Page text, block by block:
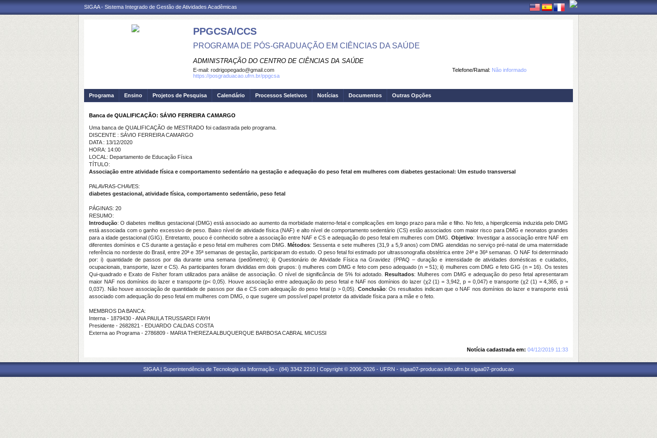
SIGAA - Sistema Integrado de Gestão de Atividades Acadêmicas
PPGCSA/CCS
PROGRAMA DE PÓS-GRADUAÇÃO EM CIÊNCIAS DA SAÚDE
ADMINISTRAÇÃO DO CENTRO DE CIÊNCIAS DA SAÚDE
Telefone/Ramal: Não informado
E-mail: rodrigopegado@gmail.com
https://posgraduacao.ufrn.br/ppgcsa
Programa Ensino Projetos de Pesquisa Calendário Processos Seletivos Notícias Documentos Outras Opções
Banca de QUALIFICAÇÃO: SÁVIO FERREIRA CAMARGO
Uma banca de QUALIFICAÇÃO de MESTRADO foi cadastrada pelo programa.
DISCENTE : SÁVIO FERREIRA CAMARGO
DATA : 13/12/2020
HORA: 14:00
LOCAL: Departamento de Educação Física
TÍTULO:
Associação entre atividade física e comportamento sedentário na gestação e adequação do peso fetal em mulheres com diabetes gestacional: Um estudo transversal
PALAVRAS-CHAVES:
diabetes gestacional, atividade física, comportamento sedentário, peso fetal
PÁGINAS: 20
RESUMO:
Introdução: O diabetes mellitus gestacional (DMG) está associado ao aumento da morbidade materno-fetal e complicações em longo prazo para mãe e filho. No feto, a hiperglicemia induzida pelo DMG
está associada com o ganho excessivo de peso. Baixo nível de atividade física (NAF) e alto nível de comportamento sedentário (CS) estão associados com maior risco para DMG e neonatos grandes
para a idade gestacional (GIG). Entretanto, pouco é conhecido sobre a associação entre NAF e CS e adequação do peso fetal em mulheres com DMG.Objetivo: Investigar a associação entre NAF em
diferentes domínios e CS durante a gestação e peso fetal em mulheres com DMG.Métodos: Sessenta e sete mulheres (31,9 ± 5,9 anos) com DMG atendidas no serviço pré-natal de uma maternidade
referência no nordeste do Brasil, entre 20ª e 35ª semanas de gestação, participaram do estudo. O peso fetal foi estimado por ultrassonografia obstétrica entre 24ª e 36ª semanas. O NAF foi determinado
por: i) quantidade de passos por dia durante uma semana (pedômetro); ii) Questionário de Atividade Física na Gravidez (PPAQ – duração e intensidade de atividades domésticas e cuidados,
ocupacionais, transporte, lazer e CS). As participantes foram divididas em dois grupos: i) mulheres com DMG e feto com peso adequado (n = 51); ii) mulheres com DMG e feto GIG (n = 16). Os testes
Qui-quadrado e Exato de Fisher foram utilizados para análise de associação. O nível de significância de 5% foi adotado. Resultados: Mulheres com DMG e adequação do peso fetal apresentaram
maior NAF nos domínios do lazer e transporte (p< 0,05). Houve associação entre adequação do peso fetal e NAF nos domínios do lazer (χ2 (1) = 3,942, p = 0,047) e transporte (χ2 (1) = 4,365, p =
0,037). Não houve associação de quantidade de passos por dia e CS com adequação do peso fetal (p > 0,05). Conclusão: Os resultados indicam que o NAF nos domínios do lazer e transporte está
associado com adequação do peso fetal em mulheres com DMG, o que sugere um possível papel protetor da atividade física para a mãe e o feto.
MEMBROS DA BANCA:
Interna - 1879430 - ANA PAULA TRUSSARDI FAYH
Presidente - 2682821 - EDUARDO CALDAS COSTA
Externa ao Programa - 2786809 - MARIA THEREZA ALBUQUERQUE BARBOSA CABRAL MICUSSI
Notícia cadastrada em: 04/12/2019 11:33
SIGAA | Superintendência de Tecnologia da Informação - (84) 3342 2210 | Copyright © 2006-2026 - UFRN - sigaa07-producao.info.ufrn.br.sigaa07-producao